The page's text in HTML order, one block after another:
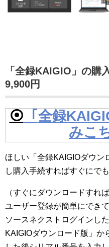
「全録KAIGIO」
9,900円
⦿ 「 全録
みこ
ほしい「全録KAIGIOダウン
し購入手続すればすぐにで
（すぐにダウンロードすれ
ユーザー登録が簡単にでき
ソースネクストログインし
KAIGIOダウンロード版」